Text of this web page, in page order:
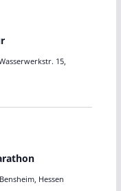
t
o
15,
Hessen